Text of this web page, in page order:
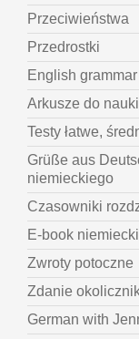
Przeciwieństwa
Przedrostki
English grammar
Arkusze do
Testy łatwe,
Grüße aus
niemieckiego
Czasowniki
E-book niemiecki
Zwroty potoczne
Zdanie
German with